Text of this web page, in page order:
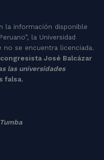
la información disponible
la Universidad
no se encuentra licenciada.
José Balcázar
las universidades
falsa.